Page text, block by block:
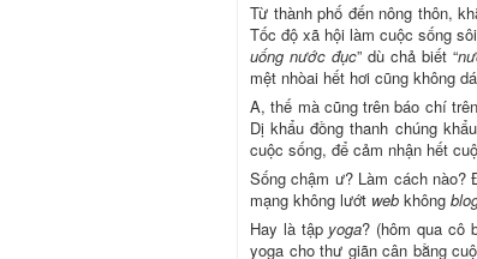
Từ thành phố đến nông thôn,
Tốc độ xã hội làm cuộc sống
uống nước đục” dù chả biết “
mệt nhòai hết hơi cũng không
A, thế mà cũng trên báo chí
Dị khẩu đồng thanh chúng
cuộc sống, để cảm nhận hết
Sống chậm ư? Làm cách nào?
mạng không lướt web không
Hay là tập yoga? (hôm qua cô
yoga cho thư giãn cân bằng